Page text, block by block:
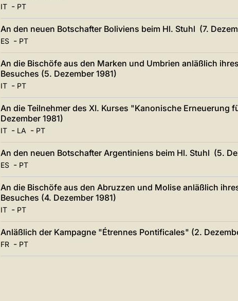
IT- PT
An den neuen Botschafter Boliviens beim Hl. Stuhl (7.
ES- PT
An die Bischöfe aus den Marken und Umbrien anläßlich
Besuches (5. Dezember 1981)
IT- PT
An die Teilnehmer des XI. Kurses "Kanonische Erneuerung
Dezember 1981)
IT- LA- PT
An den neuen Botschafter Argentiniens beim Hl. Stuhl (5.
ES- PT
An die Bischöfe aus den Abruzzen und Molise anläßlich
Besuches (4. Dezember 1981)
IT- PT
Anläßlich der Kampagne "Étrennes Pontificales" (2.
FR- PT